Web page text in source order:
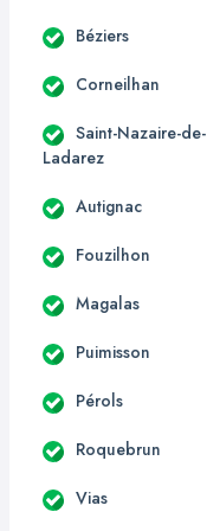
Béziers
Corneilhan
Saint-Nazaire-de-
Ladarez
Autignac
Fouzilhon
Magalas
Puimisson
Pérols
Roquebrun
Vias